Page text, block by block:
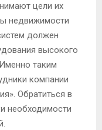
цели их
недвижимости
должен
высокого
таким
компании
Обратиться в
необходимости